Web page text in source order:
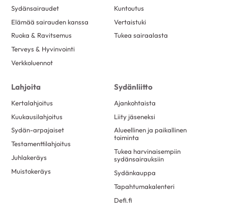
Sydänsairaudet
Elämää sairauden kanssa
Ruoka & Ravitsemus
Terveys & Hyvinvointi
Verkkoluennot
Kuntoutus
Vertaistuki
Tukea sairaalasta
Lahjoita
Kertalahjoitus
Kuukausilahjoitus
Sydän-arpajaiset
Testamenttilahjoitus
Juhlakeräys
Muistokeräys
Sydänliitto
Ajankohtaista
Liity jäseneksi
Alueellinen ja paikallinen
toiminta
Tukea harvinaisempiin
sydänsairauksiin
Sydänkauppa
Tapahtumakalenteri
Defi.fi